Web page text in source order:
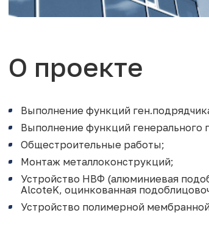
О проекте
Выполнение функций
Выполнение функций генерального
Общестроительные работы;
Монтаж металлоконструкций;
Устройство НВФ (алюминиевая
AlcoteK, оцинкованная
Устройство полимерной